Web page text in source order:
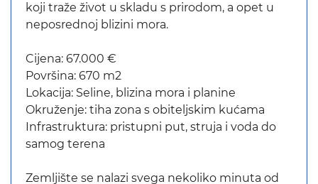
koji traže život u skladu s prirodom, a opet u
neposrednoj blizini mora.
Cijena: 67.000 €
Površina: 670 m2
Lokacija: Seline, blizina mora i planine
Okruženje: tiha zona s obiteljskim kućama
Infrastruktura: pristupni put, struja i voda do
samog terena
Zemljište se nalazi svega nekoliko minuta od